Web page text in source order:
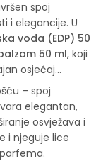
spoj
i elegancije. U
voda (EDP) 50
50 ml, koji
osjećaj
– spoj
elegantan,
osvježava i
i njeguje lice